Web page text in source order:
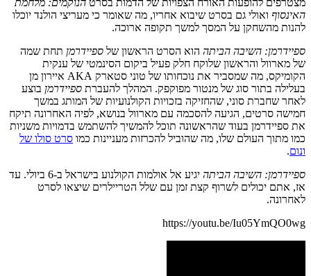
האינסוף ואולי גם בסרט שיבוא אחריו, מה שאומר כי מעריצי הולנד יוכלו
להנות מהשחקן על המסך למשך תקופה ארוכה.
ספיידרמן: השיבה הביתה הוא הסרט הראשון של ספיידרמן תחת שמה
של מארוול והראשון שלוקח חלק פעיל ביקום הסינמטי של ענקית
הקומיקס, מה שמסביר את נוכחותו של טוני סטארק AKA איירון מן
בעלילה בתור סוג של מנטור מפוקפק. המהלך להעברת ספיידרמן בוצע
לאחר שחברת סוני, שהחזיקה בזכויות הקולנועיות של המותג במשך
חמישה סרטים, הגיעה להסכמה עם מארוול בנושא, לפיה האחרונה תיקח
את ספיידרמן בעוד שהראשונה תוכל להמשיך להשתמש בדמויות משניות
כמו מתוך העולם שלו, מה שהוביל להכרזות מעניינות כמו סרט סולו של
ונום.
ספיידרמן: השיבה הביתה
יגיע אל אולמות הקולנוע בישראל ב-6 ביולי. עד
אז, אתם יכולים לשרוף קצת זמן עם שלל הטריילרים שיצאו לסרט
לאחרונה.
https://youtu.be/Iu05YmQO0wg